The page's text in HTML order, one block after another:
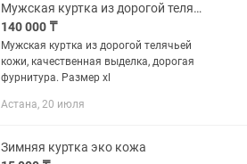
Мужская куртка из дорогой телячьей кожи
140 000 ₸
Мужская куртка из дорогой телячьей
кожи, качественная выделка, дорогая
фурнитура. Размер xl
Астана, 20 июля
Зимняя куртка эко кожа